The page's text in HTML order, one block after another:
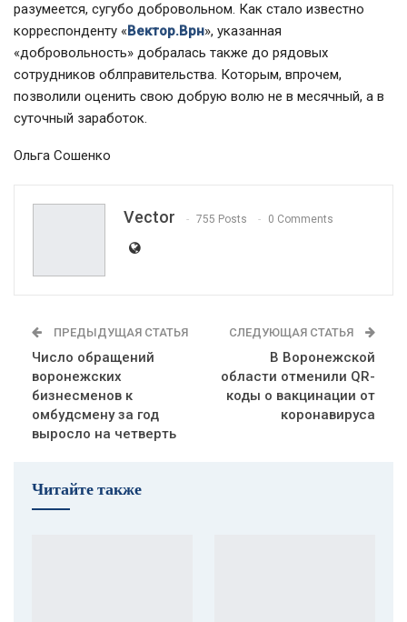
разумеется, сугубо добровольном. Как стало известно
корреспонденту « Вектор.Врн», указанная
«добровольность» добралась также до рядовых
сотрудников облправительства. Которым, впрочем,
позволили оценить свою добрую волю не в месячный, а в
суточный заработок.
Ольга Сошенко
Vector 755 Posts 0 Comments
ПРЕДЫДУЩАЯ СТАТЬЯ
Число обращений
воронежских
бизнесменов к
омбудсмену за год
выросло на четверть
СЛЕДУЮЩАЯ СТАТЬЯ
В Воронежской
области отменили QR-
коды о вакцинации от
коронавируса
Читайте также